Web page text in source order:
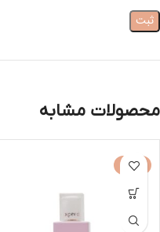
محصولات مشابه
-30%